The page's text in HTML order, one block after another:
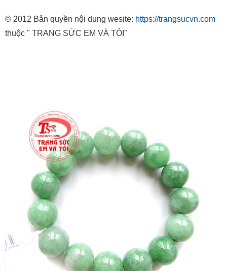
© 2012 Bản quyền nội dung wesite: https://trangsucvn.com
thuộc " TRANG SỨC EM VÀ TÔI"